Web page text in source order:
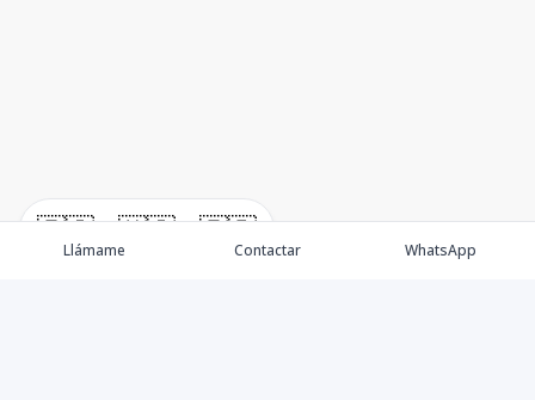
🇪🇸 🇺🇸 🇫🇷
Llámame Contactar WhatsApp